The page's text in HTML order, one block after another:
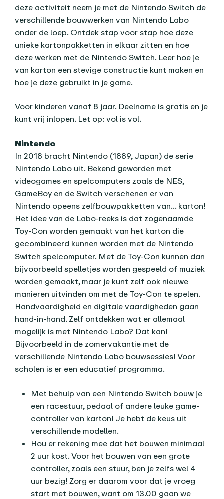
deze activiteit neem je met de Nintendo Switch de
verschillende bouwwerken van Nintendo Labo
onder de loep. Ontdek stap voor stap hoe deze
unieke kartonpakketten in elkaar zitten en hoe
deze werken met de Nintendo Switch. Leer hoe je
van karton een stevige constructie kunt maken en
hoe je deze gebruikt in je game.
Voor kinderen vanaf 8 jaar. Deelname is gratis en je
kunt vrij inlopen. Let op: vol is vol.
Nintendo
In 2018 bracht Nintendo (1889, Japan) de serie
Nintendo Labo uit. Bekend geworden met
videogames en spelcomputers zoals de NES,
GameBoy en de Switch verschenen er van
Nintendo opeens zelfbouwpakketten van… karton!
Het idee van de Labo-reeks is dat zogenaamde
Toy-Con worden gemaakt van het karton die
gecombineerd kunnen worden met de Nintendo
Switch spelcomputer. Met de Toy-Con kunnen dan
bijvoorbeeld spelletjes worden gespeeld of muziek
worden gemaakt, maar je kunt zelf ook nieuwe
manieren uitvinden om met de Toy-Con te spelen.
Handvaardigheid en digitale vaardigheden gaan
hand-in-hand. Zelf ontdekken wat er allemaal
mogelijk is met Nintendo Labo? Dat kan!
Bijvoorbeeld in de zomervakantie met de
verschillende Nintendo Labo bouwsessies! Voor
scholen is er een educatief programma.
Met behulp van een Nintendo Switch bouw je
een racestuur, pedaal of andere leuke game-
controller van karton! Je hebt de keus uit
verschillende modellen.
Hou er rekening mee dat het bouwen minimaal
2 uur kost. Voor het bouwen van een grote
controller, zoals een stuur, ben je zelfs wel 4
uur bezig! Zorg er daarom voor dat je vroeg
start met bouwen, want om 13.00 gaan we